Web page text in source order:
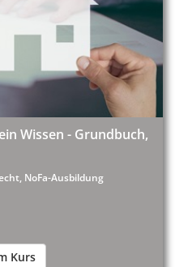
Wissen - Grundbuch,
NoFa-Ausbildung
Kurs